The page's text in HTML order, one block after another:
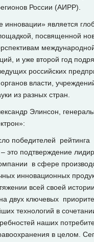
России (АИРР).
является
посвященной
и уже второй год
российских
власти,
из разных стран.
Элинсон,
победителей рейтинга
это подтверждение
в сфере
инновационных
всей своей
двух ключевых
технологий в
наших
в целом.